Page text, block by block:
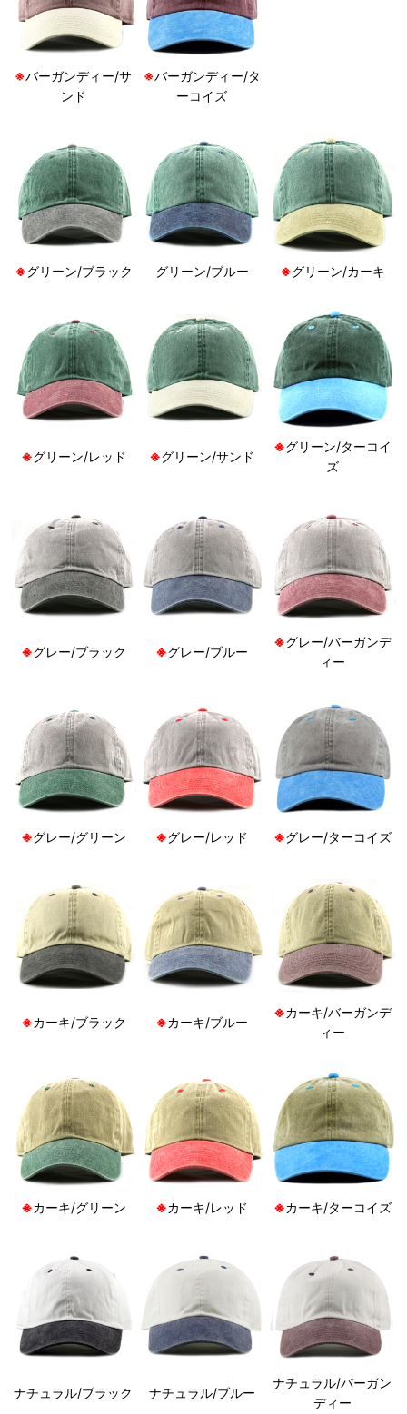
※バーガンディー/サ
ンド
※バーガンディー/タ
ーコイズ
※グリーン/ブラック グリーン/ブルー ※グリーン/カーキ
※グリーン/レッド ※グリーン/サンド
※グリーン/ターコイ
ズ
※グレー/ブラック ※グレー/ブルー
※グレー/バーガンデ
ィー
※グレー/グリーン ※グレー/レッド ※グレー/ターコイズ
※カーキ/ブラック ※カーキ/ブルー
※カーキ/バーガンデ
ィー
※カーキ/グリーン ※カーキ/レッド ※カーキ/ターコイズ
ナチュラル/ブラック ナチュラル/ブルー
ナチュラル/バーガン
ディー